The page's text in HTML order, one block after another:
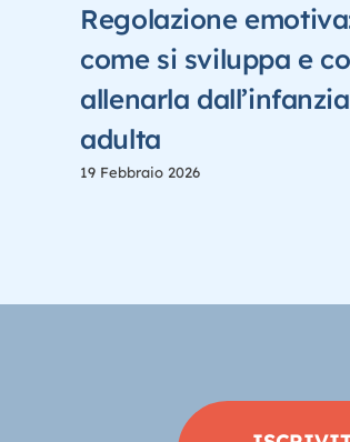
Regolazione
come si sviluppa e
allenarla
adulta
19 Febbraio 2026